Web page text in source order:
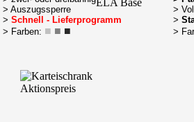
> Auszugssperre
> Schnell - Lieferprogramm
> Farben: ■ ■ ■
>
>
>